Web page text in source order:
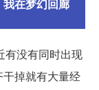
在梦幻回廊
有没有同时出现
掉就有大量经